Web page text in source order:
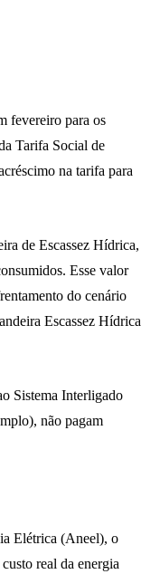
fevereiro para os
Tarifa Social de
na tarifa para
de Escassez Hídrica,
Esse valor
do cenário
Escassez Hídrica
Sistema Interligado
não pagam
Elétrica (Aneel), o
real da energia